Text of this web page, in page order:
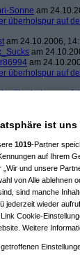
Sonne am
überholspur auf
am 24.10.2006,
am
am
überholspur auf
überholspur auf
überholspur auf
überholspur auf
am
überholspur auf
am 24.10.2006,
am 24.10.2006,
überholspur auf
überholspur auf
am
ist
1019-Partner
auf Ihrem
„Wir und unsere
von Alle ablehnen
sind manche
jederzeit wieder
Cookie-
Weitere